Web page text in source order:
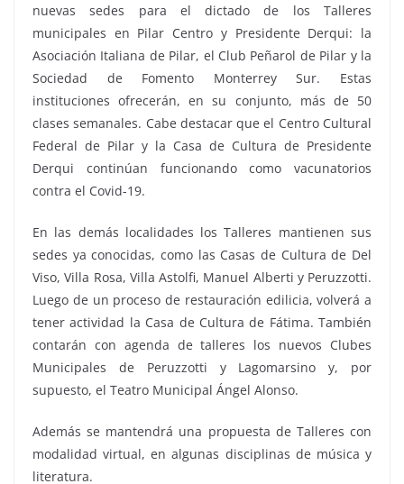
nuevas sedes para el dictado de los Talleres
municipales en Pilar Centro y Presidente Derqui: la
Asociación Italiana de Pilar, el Club Peñarol de Pilar y la
Sociedad de Fomento Monterrey Sur. Estas
instituciones ofrecerán, en su conjunto, más de 50
clases semanales. Cabe destacar que el Centro Cultural
Federal de Pilar y la Casa de Cultura de Presidente
Derqui continúan funcionando como vacunatorios
contra el Covid-19.
En las demás localidades los Talleres mantienen sus
sedes ya conocidas, como las Casas de Cultura de Del
Viso, Villa Rosa, Villa Astolfi, Manuel Alberti y Peruzzotti.
Luego de un proceso de restauración edilicia, volverá a
tener actividad la Casa de Cultura de Fátima. También
contarán con agenda de talleres los nuevos Clubes
Municipales de Peruzzotti y Lagomarsino y, por
supuesto, el Teatro Municipal Ángel Alonso.
Además se mantendrá una propuesta de Talleres con
modalidad virtual, en algunas disciplinas de música y
literatura.